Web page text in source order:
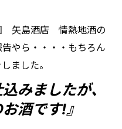
矢島酒店 情熱地酒の
やら・・・・もちろん
ました。
みましたが、
酒です!』